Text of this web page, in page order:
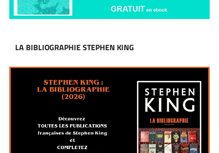
LA BIBLIOGRAPHIE STEPHEN KING